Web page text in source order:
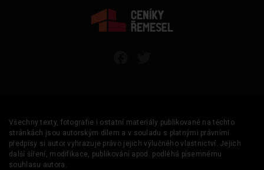
Všechny texty, fotografie i ostatní materiály publikované na těchto
stránkách jsou autorským dílem a v souladu s platnými právními
předpisy si autor vyhrazuje právo jejich výlučného vlastnictví. Jejich
další šíření, modifikace, publikování apod. podléhá písemnému
souhlasu autora.